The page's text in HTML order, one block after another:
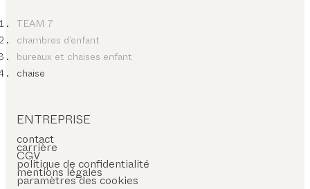
TEAM 7
chambres d’enfant
bureaux et chaises enfant
chaise
ENTREPRISE
contact
carrière
CGV
politique de confidentialité
mentions légales
paramètres des cookies